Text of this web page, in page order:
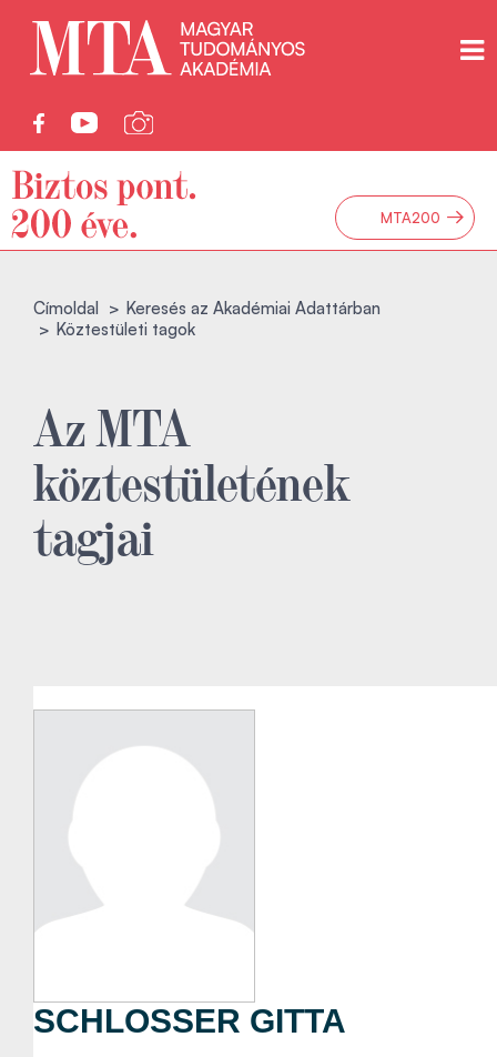
MTA200 →
Címoldal
Keresés az Akadémiai Adattárban
Köztestületi tagok
Az MTA
köztestületének
tagjai
SCHLOSSER GITTA